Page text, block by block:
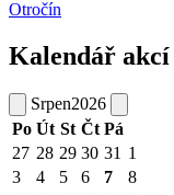
Otročín
Kalendář akcí
Srpen2026
Po Út St Čt Pá
27 28 29 30 31 1
3
4 5 6 7 8